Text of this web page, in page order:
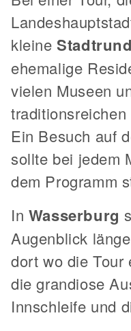
kleine
ehemalige
vielen Museen
Ein Besuch auf
sollte bei jedem
dem Programm
In Wasserburg
Augenblick
dort wo die Tour
die grandiose
Innschleife und